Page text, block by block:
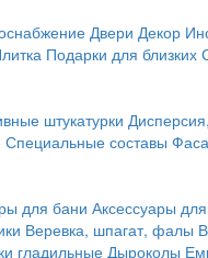
Двери Декор
Подарки для близких
штукатурки
Специальные составы
для бани Аксессуары
Веревка, шпагат, фалы
гладильные Дыроколы